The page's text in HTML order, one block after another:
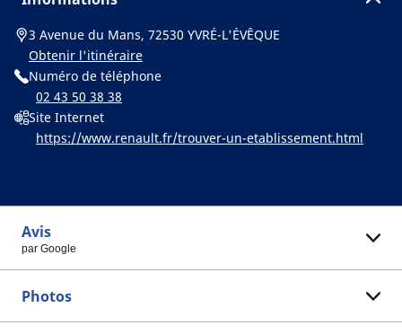
3 Avenue du Mans, 72530 YVRÉ-L'ÉVÊQUE
Obtenir l'itinéraire
Numéro de téléphone
02 43 50 38 38
Site Internet
https://www.renault.fr/trouver-un-etablissement.html
Avis
par Google
Photos